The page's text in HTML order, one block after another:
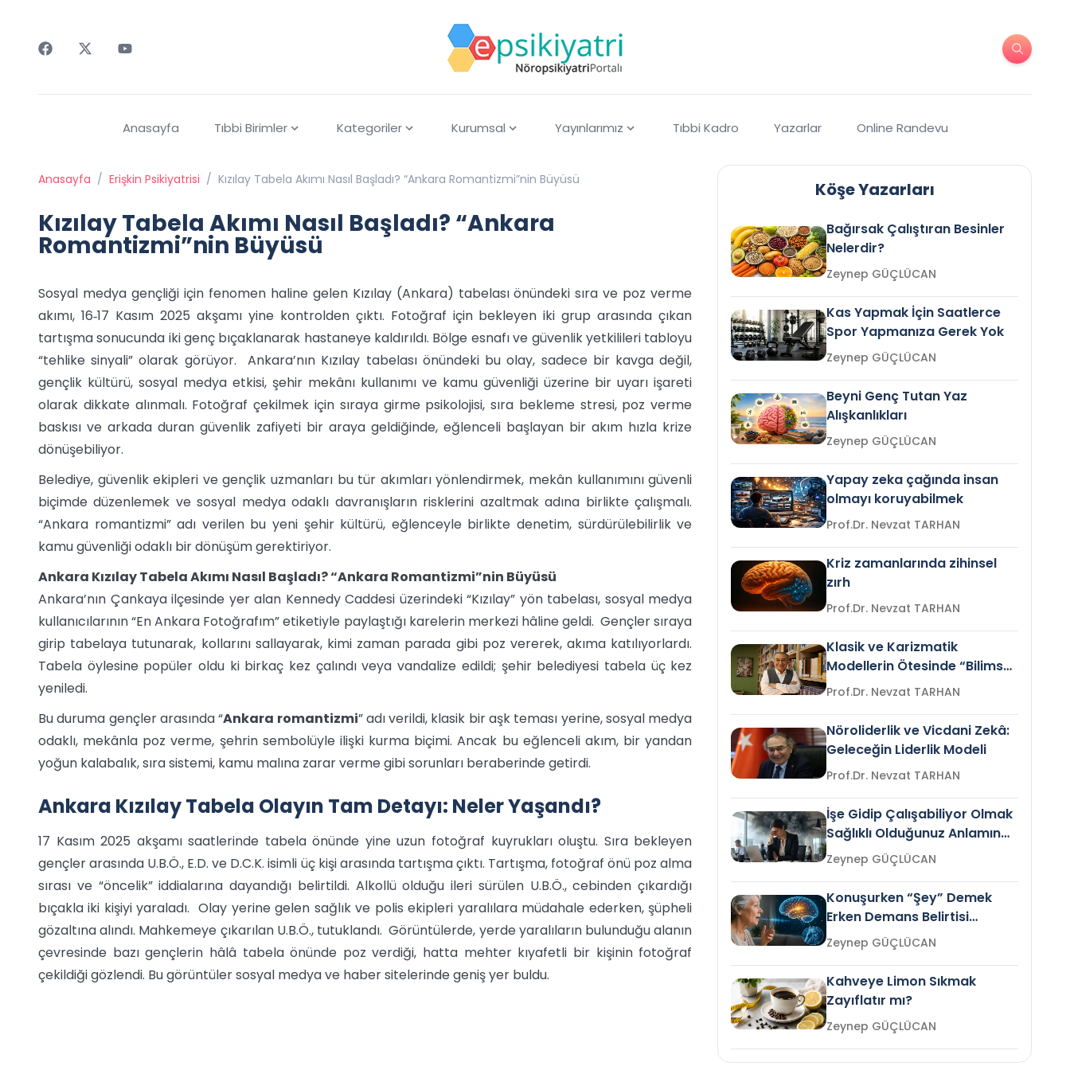
Anasayfa Tıbbi Birimler Kategoriler Kurumsal Yayınlarımız Tıbbi Kadro Yazarlar Online Randevu
Anasayfa / Erişkin Psikiyatrisi / Kızılay Tabela Akımı Nasıl Başladı? “Ankara Romantizmi”nin Büyüsü
Kızılay Tabela Akımı Nasıl Başladı? “Ankara
Romantizmi”nin Büyüsü
Sosyal medya gençliği için fenomen haline gelen Kızılay (Ankara) tabelası önündeki sıra ve poz verme
akımı, 16‐17 Kasım 2025 akşamı yine kontrolden çıktı. Fotoğraf için bekleyen iki grup arasında çıkan
tartışma sonucunda iki genç bıçaklanarak hastaneye kaldırıldı. Bölge esnafı ve güvenlik yetkilileri tabloyu
“tehlike sinyali” olarak görüyor. Ankara’nın Kızılay tabelası önündeki bu olay, sadece bir kavga değil,
gençlik kültürü, sosyal medya etkisi, şehir mekânı kullanımı ve kamu güvenliği üzerine bir uyarı işareti
olarak dikkate alınmalı. Fotoğraf çekilmek için sıraya girme psikolojisi, sıra bekleme stresi, poz verme
baskısı ve arkada duran güvenlik zafiyeti bir araya geldiğinde, eğlenceli başlayan bir akım hızla krize
dönüşebiliyor.
Belediye, güvenlik ekipleri ve gençlik uzmanları bu tür akımları yönlendirmek, mekân kullanımını güvenli
biçimde düzenlemek ve sosyal medya odaklı davranışların risklerini azaltmak adına birlikte çalışmalı.
“Ankara romantizmi” adı verilen bu yeni şehir kültürü, eğlenceyle birlikte denetim, sürdürülebilirlik ve
kamu güvenliği odaklı bir dönüşüm gerektiriyor.
Ankara Kızılay Tabela Akımı Nasıl Başladı? “Ankara Romantizmi”nin Büyüsü
Ankara’nın Çankaya ilçesinde yer alan Kennedy Caddesi üzerindeki “Kızılay” yön tabelası, sosyal medya
kullanıcılarının “En Ankara Fotoğrafım” etiketiyle paylaştığı karelerin merkezi hâline geldi. Gençler sıraya
girip tabelaya tutunarak, kollarını sallayarak, kimi zaman parada gibi poz vererek, akıma katılıyorlardı.
Tabela öylesine popüler oldu ki birkaç kez çalındı veya vandalize edildi; şehir belediyesi tabela üç kez
yeniledi.
Bu duruma gençler arasında “Ankara romantizmi” adı verildi, klasik bir aşk teması yerine, sosyal medya
odaklı, mekânla poz verme, şehrin sembolüyle ilişki kurma biçimi. Ancak bu eğlenceli akım, bir yandan
yoğun kalabalık, sıra sistemi, kamu malına zarar verme gibi sorunları beraberinde getirdi.
Ankara Kızılay Tabela Olayın Tam Detayı: Neler Yaşandı?
17 Kasım 2025 akşamı saatlerinde tabela önünde yine uzun fotoğraf kuyrukları oluştu. Sıra bekleyen
gençler arasında U.B.Ö., E.D. ve D.C.K. isimli üç kişi arasında tartışma çıktı. Tartışma, fotoğraf önü poz alma
sırası ve “öncelik” iddialarına dayandığı belirtildi. Alkollü olduğu ileri sürülen U.B.Ö., cebinden çıkardığı
bıçakla iki kişiyi yaraladı. Olay yerine gelen sağlık ve polis ekipleri yaralılara müdahale ederken, şüpheli
gözaltına alındı. Mahkemeye çıkarılan U.B.Ö., tutuklandı. Görüntülerde, yerde yaralıların bulunduğu alanın
çevresinde bazı gençlerin hâlâ tabela önünde poz verdiği, hatta mehter kıyafetli bir kişinin fotoğraf
çekildiği gözlendi. Bu görüntüler sosyal medya ve haber sitelerinde geniş yer buldu.
Köşe Yazarları
Bağırsak Çalıştıran Besinler
Nelerdir?
Zeynep GÜÇLÜCAN
Kas Yapmak İçin Saatlerce
Spor Yapmanıza Gerek Yok
Zeynep GÜÇLÜCAN
Beyni Genç Tutan Yaz
Alışkanlıkları
Zeynep GÜÇLÜCAN
Yapay zeka çağında insan
olmayı koruyabilmek
Prof.Dr. Nevzat TARHAN
Kriz zamanlarında zihinsel
zırh
Prof.Dr. Nevzat TARHAN
Klasik ve Karizmatik
Modellerin Ötesinde “Bilimsel
Liderlik”
Prof.Dr. Nevzat TARHAN
Nöroliderlik ve Vicdani Zekâ:
Geleceğin Liderlik Modeli
Prof.Dr. Nevzat TARHAN
İşe Gidip Çalışabiliyor Olmak
Sağlıklı Olduğunuz Anlamına
Gelir mi?Zeynep GÜÇLÜCAN
Konuşurken “Şey” Demek
Erken Demans Belirtisi
Olabilir mi?Zeynep GÜÇLÜCAN
Kahveye Limon Sıkmak
Zayıflatır mı?
Zeynep GÜÇLÜCAN